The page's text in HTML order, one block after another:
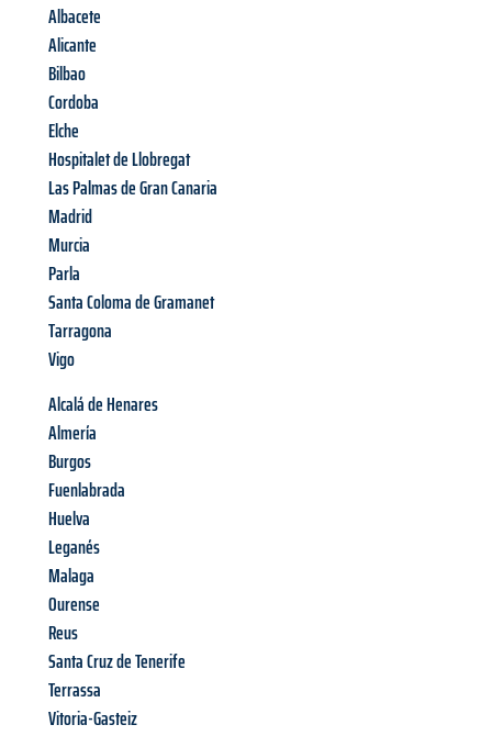
Albacete
Alicante
Bilbao
Cordoba
Elche
Hospitalet de Llobregat
Las Palmas de Gran Canaria
Madrid
Murcia
Parla
Santa Coloma de Gramanet
Tarragona
Vigo
Alcalá de Henares
Almería
Burgos
Fuenlabrada
Huelva
Leganés
Malaga
Ourense
Reus
Santa Cruz de Tenerife
Terrassa
Vitoria-Gasteiz